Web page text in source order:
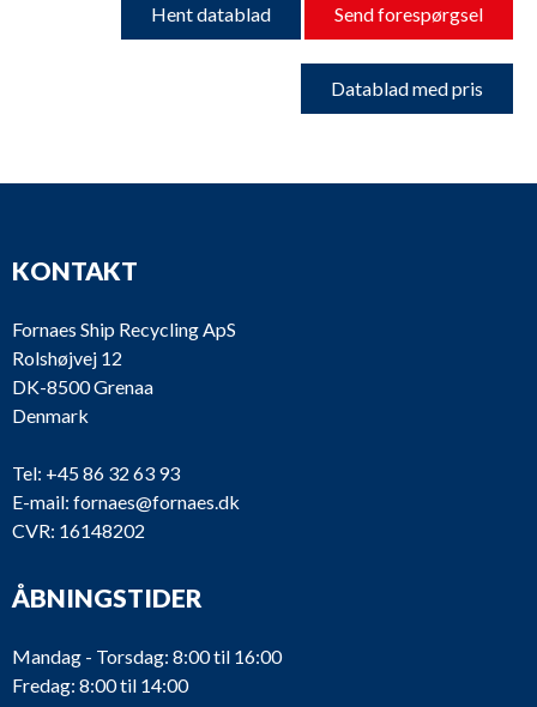
Hent datablad Send forespørgsel
Datablad med pris
KONTAKT
Fornaes Ship Recycling ApS
Rolshøjvej 12
DK-8500 Grenaa
Denmark
Tel: +45 86 32 63 93
E-mail: fornaes@fornaes.dk
CVR: 16148202
ÅBNINGSTIDER
Mandag - Torsdag: 8:00 til 16:00
Fredag: 8:00 til 14:00